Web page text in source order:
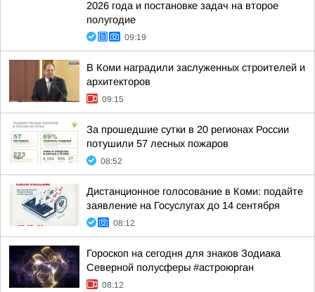
2026 года и постановке задач на второе
полугодие
09:19
В Коми наградили заслуженных строителей и
архитекторов
09:15
За прошедшие сутки в 20 регионах России
потушили 57 лесных пожаров
08:52
Дистанционное голосование в Коми: подайте
заявление на Госуслугах до 14 сентября
08:12
Гороскоп на сегодня для знаков Зодиака
Северной полусферы #астроюрган
08:12